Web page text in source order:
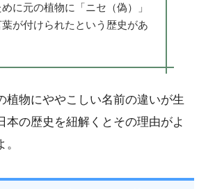
に元の植物に「ニセ（偽）」
葉が付けられたという歴史があ
植物にややこしい名前の違いが生
本の歴史を紐解くとその理由がよ